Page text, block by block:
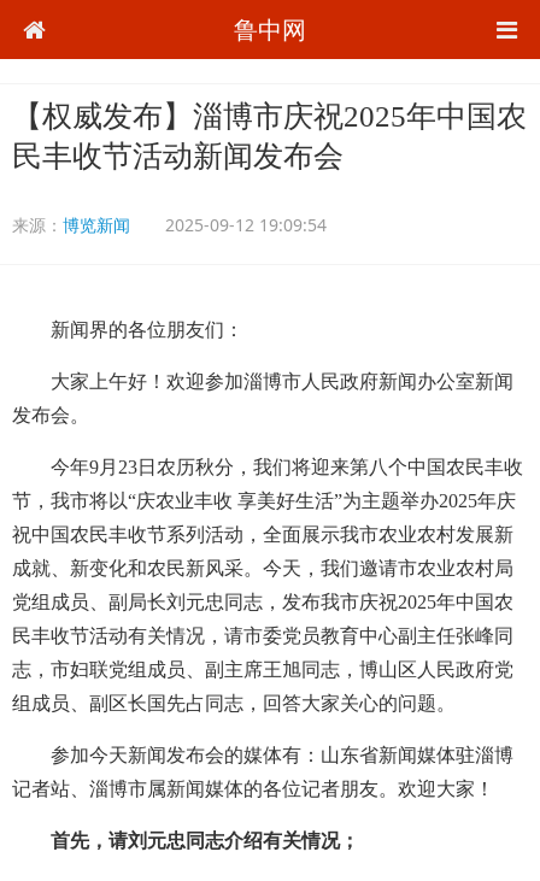
鲁中网
【权威发布】淄博市庆祝2025年中国农
民丰收节活动新闻发布会
来源： 博览新闻 2025-09-12 19:09:54
新闻界的各位朋友们：
大家上午好！欢迎参加淄博市人民政府新闻办公室新闻
发布会。
今年9月23日农历秋分，我们将迎来第八个中国农民丰收
节，我市将以“庆农业丰收 享美好生活”为主题举办2025年庆
祝中国农民丰收节系列活动，全面展示我市农业农村发展新
成就、新变化和农民新风采。今天，我们邀请市农业农村局
党组成员、副局长刘元忠同志，发布我市庆祝2025年中国农
民丰收节活动有关情况，请市委党员教育中心副主任张峰同
志，市妇联党组成员、副主席王旭同志，博山区人民政府党
组成员、副区长国先占同志，回答大家关心的问题。
参加今天新闻发布会的媒体有：山东省新闻媒体驻淄博
记者站、淄博市属新闻媒体的各位记者朋友。欢迎大家！
首先，请刘元忠同志介绍有关情况；